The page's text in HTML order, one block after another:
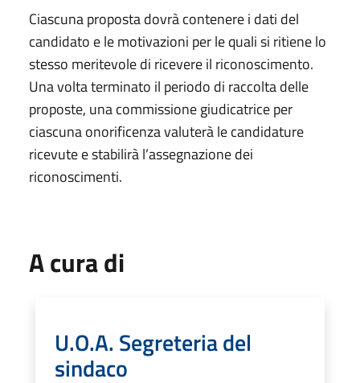
Ciascuna proposta dovrà contenere i dati del
candidato e le motivazioni per le quali si ritiene lo
stesso meritevole di ricevere il riconoscimento.
Una volta terminato il periodo di raccolta delle
proposte, una commissione giudicatrice per
ciascuna onorificenza valuterà le candidature
ricevute e stabilirà l’assegnazione dei
riconoscimenti.
A cura di
U.O.A. Segreteria del
sindaco